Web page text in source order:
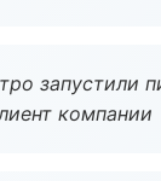
запустили
компании